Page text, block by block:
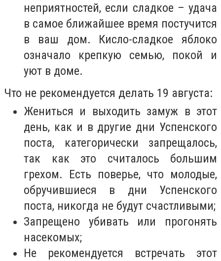
неприятностей, если сладкое – удача
в самое ближайшее время постучится
в ваш дом. Кисло-сладкое яблоко
означало крепкую семью, покой и
уют в доме.
Что не рекомендуется делать 19 августа:
Жениться и выходить замуж в этот
день, как и в другие дни Успенского
поста, категорически запрещалось,
так как это считалось большим
грехом. Есть поверье, что молодые,
обручившиеся в дни Успенского
поста, никогда не будут счастливыми;
Запрещено убивать или прогонять
насекомых;
Не рекомендуется встречать этот